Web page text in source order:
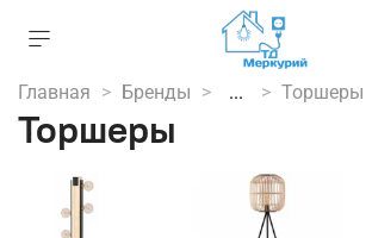
Главная Бренды ... Торшеры
Торшеры